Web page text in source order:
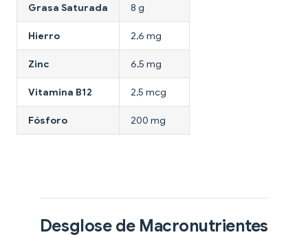
Grasa Saturada 8 g
Hierro 2,6 mg
Zinc 6,5 mg
Vitamina B12 2,5 mcg
Fósforo 200 mg
Desglose de Macronutrientes